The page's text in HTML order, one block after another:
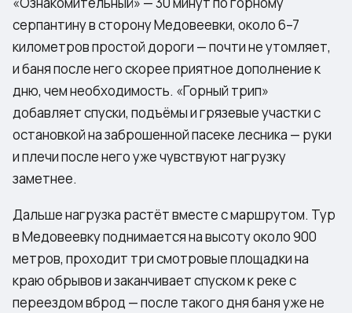
серпантину в сторону Медовеевки, около 6–7
километров простой дороги — почти не утомляет,
и баня после него скорее приятное дополнение к
дню, чем необходимость. «Горный трип»
добавляет спуски, подъёмы и грязевые участки с
остановкой на заброшенной пасеке лесника — руки
и плечи после него уже чувствуют нагрузку
заметнее.
Дальше нагрузка растёт вместе с маршрутом. Тур
в Медовеевкуподнимается на высоту около 900
метров, проходит три смотровые площадки на
краю обрывов и заканчивает спуском к реке с
переездом вброд — после такого дня баня уже не